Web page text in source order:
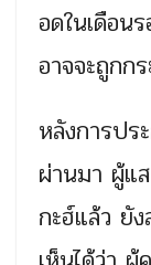
อดในเดือ
อาจจะถูกก
หลังการป
ผ่านมา ผู้แ
กะฮ์แล้ว ยัง